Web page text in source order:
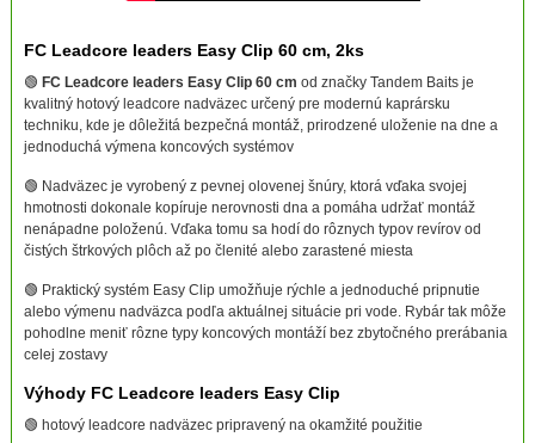
FC Leadcore leaders Easy Clip 60 cm, 2ks
🟢 FC Leadcore leaders Easy Clip 60 cm od značky Tandem Baits je
kvalitný hotový leadcore nadväzec určený pre modernú kaprársku
techniku, kde je dôležitá bezpečná montáž, prirodzené uloženie na dne a
jednoduchá výmena koncových systémov
🟢 Nadväzec je vyrobený z pevnej olovenej šnúry, ktorá vďaka svojej
hmotnosti dokonale kopíruje nerovnosti dna a pomáha udržať montáž
nenápadne položenú. Vďaka tomu sa hodí do rôznych typov revírov od
čistých štrkových plôch až po členité alebo zarastené miesta
🟢 Praktický systém Easy Clip umožňuje rýchle a jednoduché pripnutie
alebo výmenu nadväzca podľa aktuálnej situácie pri vode. Rybár tak môže
pohodlne meniť rôzne typy koncových montáží bez zbytočného prerábania
celej zostavy
Výhody FC Leadcore leaders Easy Clip
🟢 hotový leadcore nadväzec pripravený na okamžité použitie